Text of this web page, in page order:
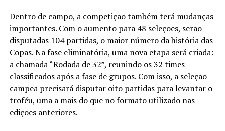
Dentro de campo, a competição também terá mudanças
importantes. Com o aumento para 48 seleções, serão
disputadas 104 partidas, o maior número da história das
Copas. Na fase eliminatória, uma nova etapa será criada:
a chamada “Rodada de 32”, reunindo os 32 times
classificados após a fase de grupos. Com isso, a seleção
campeã precisará disputar oito partidas para levantar o
troféu, uma a mais do que no formato utilizado nas
edições anteriores.